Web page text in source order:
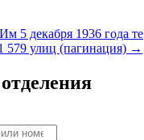
5 декабря 1936 года те
579 улиц (пагинация) →